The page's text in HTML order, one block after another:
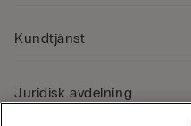
Kundtjänst
Juridisk avdelning